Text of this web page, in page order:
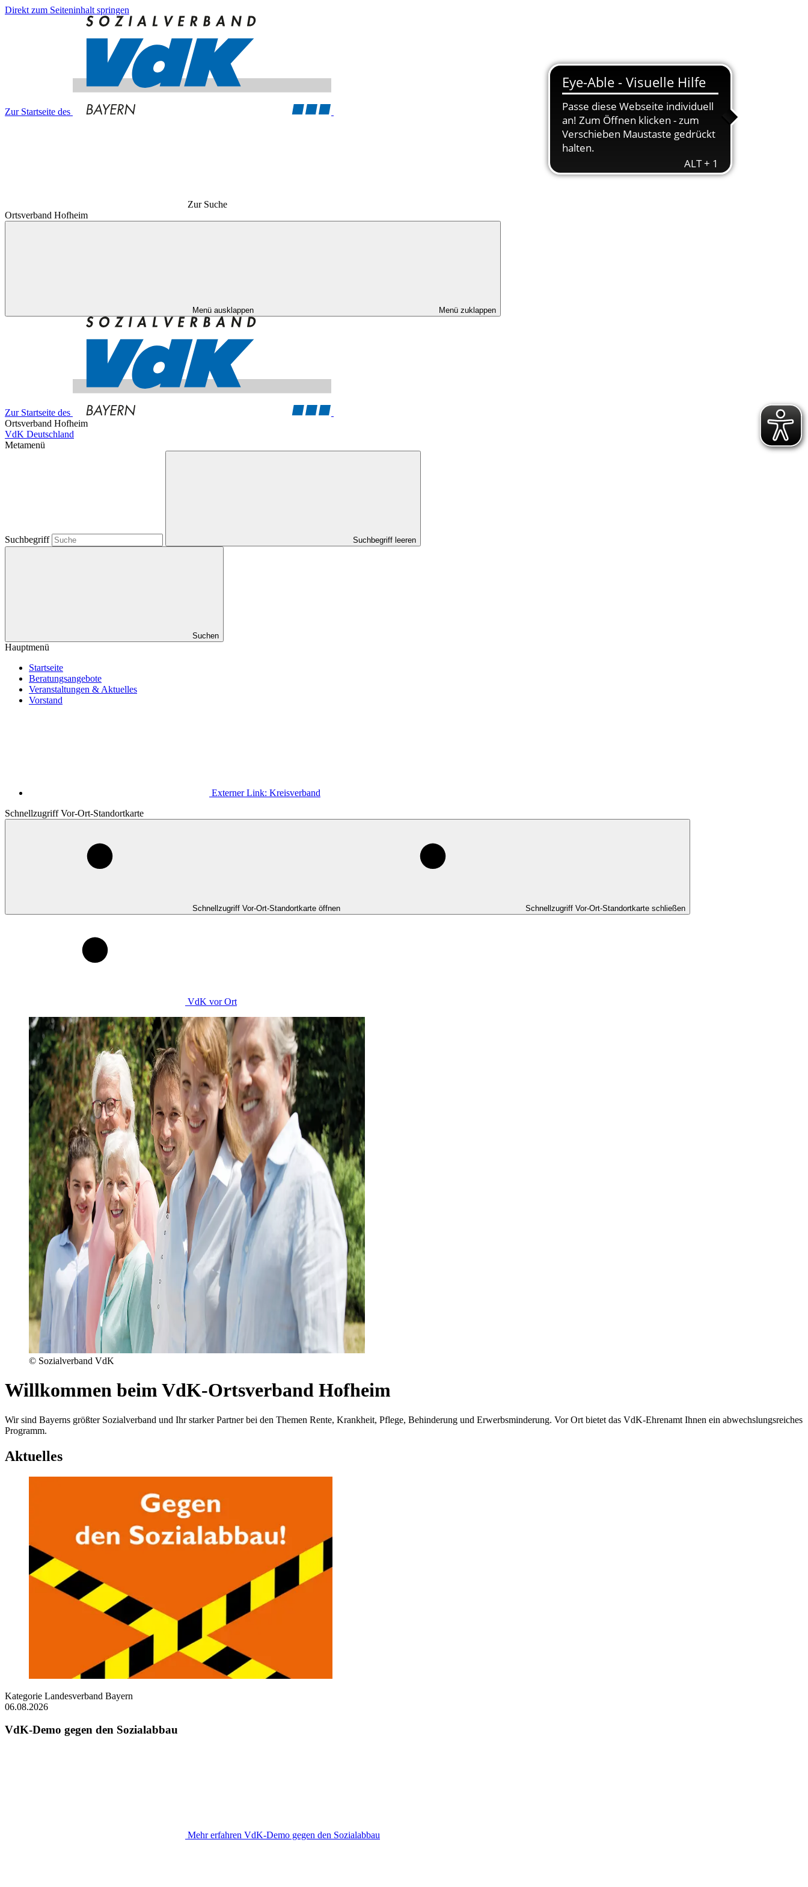
Direkt zum Seiteninhalt springen
Zur Startseite des
Zur Suche
Ortsverband Hofheim
Menü ausklappen Menü zuklappen
Zur Startseite des
Ortsverband Hofheim
VdK Deutschland
Metamenü
Suchbegriff Suchbegriff leeren
Suchen
Hauptmenü
Startseite
Beratungsangebote
Veranstaltungen & Aktuelles
Vorstand
Externer Link: Kreisverband
Schnellzugriff Vor-Ort-Standortkarte
Schnellzugriff Vor-Ort-Standortkarte öffnen Schnellzugriff Vor-Ort-Standortkarte schließen
VdK vor Ort
© Sozialverband VdK
Willkommen beim VdK-Ortsverband Hofheim
Wir sind Bayerns größter Sozialverband und Ihr starker Partner bei den Themen Rente, Krankheit, Pflege, Behinderung und Erwerbsminderung. Vor Ort bietet das VdK-Ehrenamt Ihnen ein abwechslungsreiches
Programm.
Aktuelles
Kategorie Landesverband Bayern
06.08.2026
VdK-Demo gegen den Sozialabbau
Mehr erfahren VdK-Demo gegen den Sozialabbau